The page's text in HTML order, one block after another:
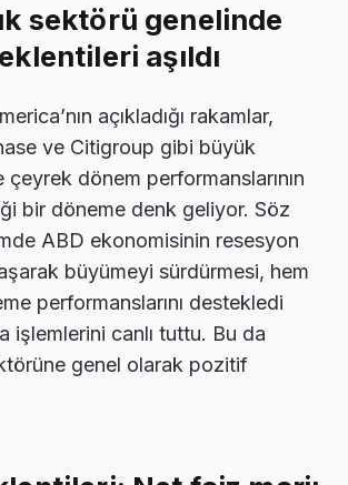
sektörü genelinde
aşıldı
açıkladığı rakamlar,
ve Citigroup gibi büyük
dönem performanslarının
bir döneme denk geliyor. Söz
ABD ekonomisinin resesyon
büyümeyi sürdürmesi, hem
performanslarını destekledi
işlemlerini canlı tuttu. Bu da
genel olarak pozitif